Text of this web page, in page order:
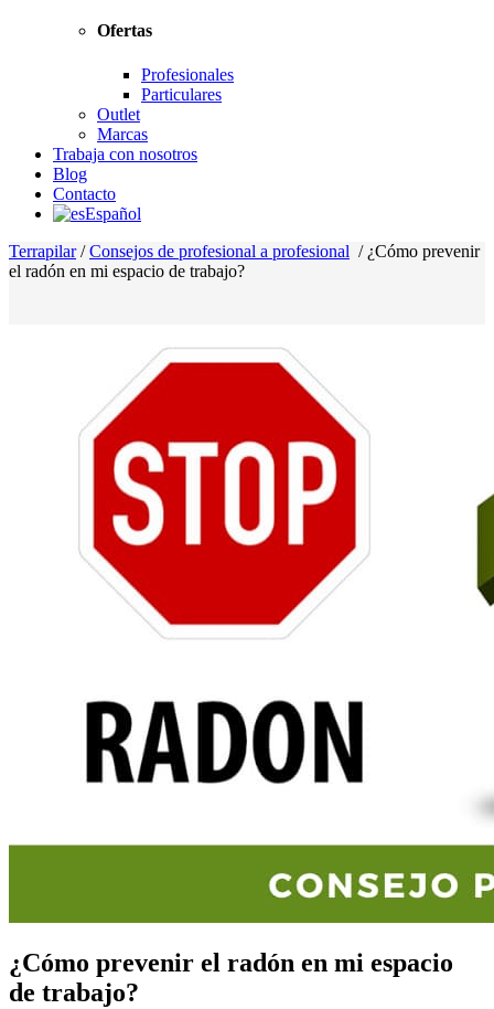
Ofertas
Profesionales
Particulares
Outlet
Marcas
Trabaja con nosotros
Blog
Contacto
Español
Terrapilar/Consejos de profesional a profesional / ¿Cómo prevenir
el radón en mi espacio de trabajo?
¿Cómo prevenir el radón en mi espacio
de trabajo?